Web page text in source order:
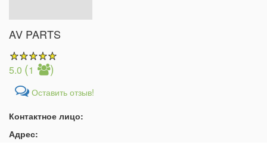
AV PARTS
5.0 (1 )
Оставить отзыв!
Контактное лицо:
Адрес: